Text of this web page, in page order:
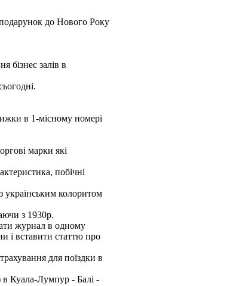
до Нового Року
бізнес залів в
в 1-місному номері
марки які
побічні
українським колоритом
з 1930р.
журнал в одному
і вставити статтю про
для поїздки в
в Куала-Лумпур - Балі -